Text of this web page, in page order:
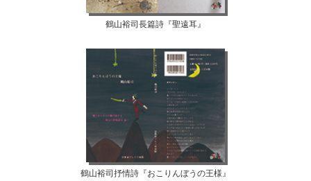
鶴山裕司長篇詩『聖遠耳』
鶴山裕司抒情詩『おこりんぼうの王様』